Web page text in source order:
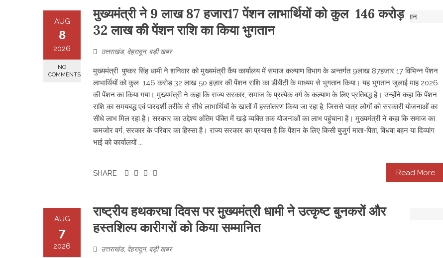
AUG
8
2026
NO
COMMENTS
मुख्यमंत्री ने 9 लाख 87 हजार17 पेंशन लाभार्थियों को कुल 146 करोड़
32 लाख की पेंशन राशि का किया भुगतान
उत्तराखंड, देहरादून, बड़ी खबर
मुख्यमंत्री पुष्कर सिंह धामी ने शनिवार को मुख्यमंत्री कैंप कार्यालय में समाज कल्याण विभाग के अन्तर्गत 9लाख 87हजार 17 विभिन्न पेंशन
लाभार्थियों को कुल 146 करोड़ 32 लाख 50 हज़ार की पेंशन राशि का डीबीटी के माध्यम से भुगतान किया। यह भुगतान जुलाई माह 2026
की पेंशन का किया गया। मुख्यमंत्री ने कहा कि राज्य सरकार, समाज के प्रत्येक वर्ग के कल्याण के लिए प्रतिबद्ध है। उन्होंने कहा कि पेंशन
राशि का समयबद्ध एवं पारदर्शी तरीके से सीधे लाभार्थियों के खातों में हस्तांतरण किया जा रहा है, जिससे पात्र लोगों को सरकारी योजनाओं का
सीधे लाभ मिल रहा है। सरकार का उद्देश्य अंतिम पंक्ति में खड़े व्यक्ति तक योजनाओं का लाभ पहुंचाना है। मुख्यमंत्री ने कहा कि समाज का
कमजोर वर्ग, सरकार के परिवार का हिस्सा है। राज्य सरकार का प्रयास है कि पेंशन के लिए किसी बुजुर्ग माता-पिता, विधवा बहन या दिव्यांग
भाई को कार्यालयों ...
Read More
SHARE
AUG
7
2026
राष्ट्रीय हथकरघा दिवस पर मुख्यमंत्री धामी ने उत्कृष्ट बुनकरों और
हस्तशिल्प कारीगरों को किया सम्मानित
उत्तराखंड, देहरादून, बड़ी खबर